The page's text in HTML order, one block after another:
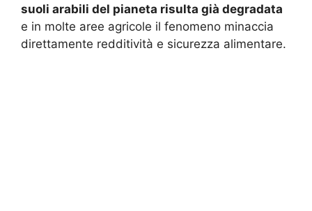
suoli arabili del pianeta risulta già degradata
e in molte aree agricole il fenomeno minaccia
direttamente redditività e sicurezza alimentare.